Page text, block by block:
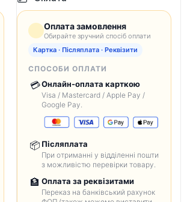
Оплата замовлення
Обирайте зручний спосіб оплати
Картка · Післяплата · Реквізити
СПОСОБИ ОПЛАТИ
💳Онлайн-оплата карткою
Visa / Mastercard / Apple Pay /
Google Pay.
📦 Післяплата
При отриманні у відділенні пошти
з можливістю перевірки товару.
🏦 Оплата за реквізитами
Переказ на банківський рахунок